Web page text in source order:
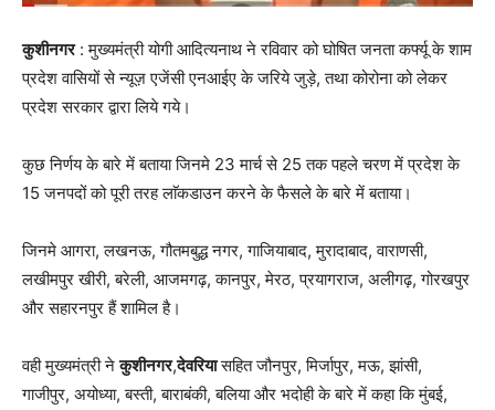
कुशीनगर: मुख्यमंत्री योगी आदित्यनाथ ने रविवार को घोषित जनता कर्फ्यू के शाम
प्रदेश वासियों से न्यूज़ एजेंसी एनआईए के जरिये जुड़े, तथा कोरोना को लेकर
प्रदेश सरकार द्वारा लिये गये।
कुछ निर्णय के बारे में बताया जिनमे 23 मार्च से 25 तक पहले चरण में प्रदेश के
15 जनपदों को पूरी तरह लाॅकडाउन करने के फैसले के बारे में बताया।
जिनमे आगरा, लखनऊ, गौतमबुद्ध नगर, गाजियाबाद, मुरादाबाद, वाराणसी,
लखीमपुर खीरी, बरेली, आजमगढ़, कानपुर, मेरठ, प्रयागराज, अलीगढ़, गोरखपुर
और सहारनपुर हैं शामिल है।
वही मुख्यमंत्री नेकुशीनगर,देवरियासहित जौनपुर, मिर्जापुर, मऊ, झांसी,
गाजीपुर, अयोध्या, बस्ती, बाराबंकी, बलिया और भदोही के बारे में कहा कि मुंबई,